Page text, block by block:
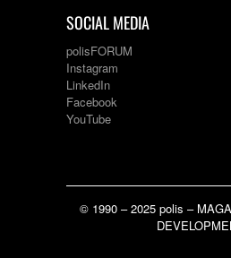
SOCIAL MEDIA
polisFORUM
Instagram
LinkedIn
Facebook
YouTube
© 1990 – 2025 polis –